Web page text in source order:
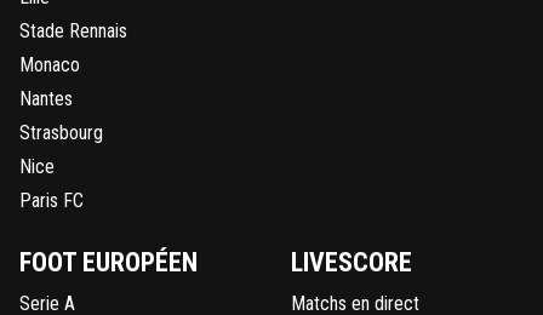
Stade Rennais
Monaco
Nantes
Strasbourg
Nice
Paris FC
FOOT EUROPÉEN
Serie A
LIVESCORE
Matchs en direct